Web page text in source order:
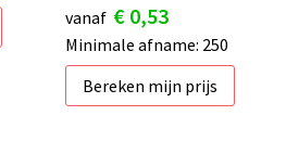
vanaf € 0,53
Minimale afname: 250
Bereken mijn prijs